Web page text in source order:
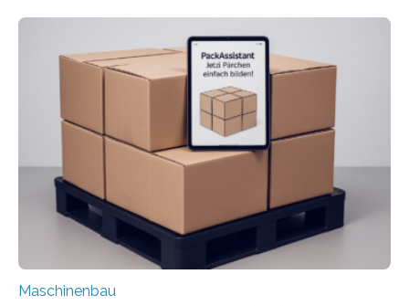
Die zugrunde liegende Methodik lässt sich auf alle
anderen Maschinen übertragen. Eine Falzmaschine
umzurüsten ist ein Job für echte Profis. Eine solche
Maschine faltet in Druckereien Broschüren, Prospekte,
Landkarten und vieles mehr – mehrere Zehntausend
Exemplare pro Stunde. Je nach Maschinentyp und
Auftrag kann das Umrüsten…
Maschinenbau